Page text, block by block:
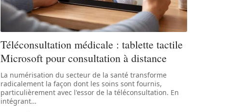
Téléconsultation médicale : tablette tactile
Microsoft pour consultation à distance
La numérisation du secteur de la santé transforme
radicalement la façon dont les soins sont fournis,
particulièrement avec l'essor de la téléconsultation. En
intégrant…